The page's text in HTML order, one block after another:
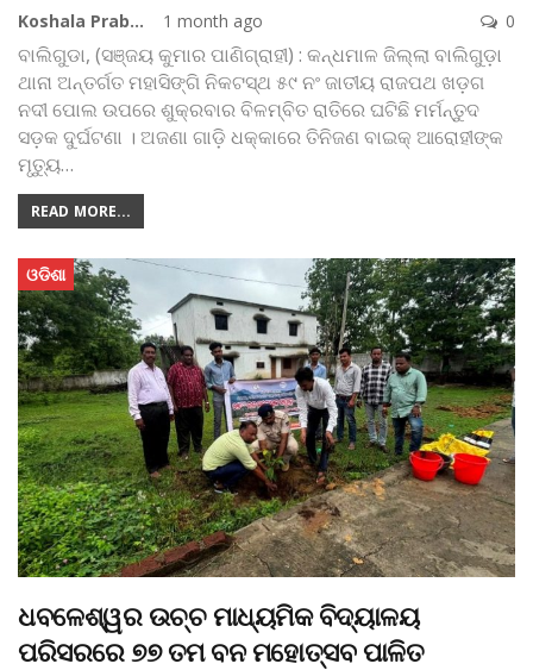
Koshala Prabaha 1 month ago 0
ବାଲିଗୁଡା, (ସଞ୍ଜୟ କୁମାର ପାଣିଗ୍ରାହୀ) : କନ୍ଧମାଳ ଜିଲ୍ଲା ବାଲିଗୁଡ଼ା
ଥାନା ଅନ୍ତର୍ଗତ ମହାସିଙ୍ଗି ନିକଟସ୍ଥ ୫୯ ନଂ ଜାତୀୟ ରାଜପଥ ଖଡ଼ଗ
ନଦୀ ପୋଲ ଉପରେ ଶୁକ୍ରବାର ବିଳମ୍ବିତ ରାତିରେ ଘଟିଛି ମର୍ମନ୍ତୁଦ
ସଡ଼କ ଦୁର୍ଘଟଣା । ଅଜଣା ଗାଡ଼ି ଧକ୍କାରେ ତିନିଜଣ ବାଇକ୍ ଆରୋହୀଙ୍କ
ମୃତ୍ୟୁ…
READ MORE...
ଓଡିଶା
ଧବଳେଶ୍ୱର ଉଚ୍ଚ ମାଧ୍ୟମିକ ବିଦ୍ୟାଳୟ
ପରିସରରେ ୭୭ ତମ ବନ ମହୋତ୍ସବ ପାଳିତ